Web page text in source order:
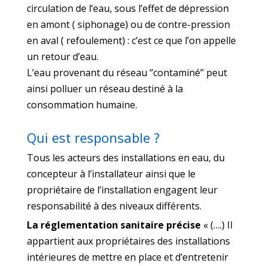
circulation de l’eau, sous l’effet de dépression
en amont ( siphonage) ou de contre-pression
en aval ( refoulement) : c’est ce que l’on appelle
un retour d’eau.
L’eau provenant du réseau ‘’contaminé’’ peut
ainsi polluer un réseau destiné à la
consommation humaine.
Qui est responsable ?
Tous les acteurs des installations en eau, du
concepteur à l’installateur ainsi que le
propriétaire de l’installation engagent leur
responsabilité à des niveaux différents.
La réglementation sanitaire précise « (….) Il
appartient aux propriétaires des installations
intérieures de mettre en place et d’entretenir